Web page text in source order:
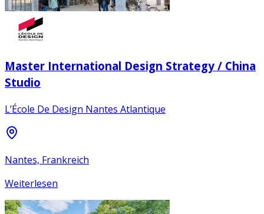
Master International Design Strategy / China
Studio
L’École De Design Nantes Atlantique
Nantes, Frankreich
Weiterlesen